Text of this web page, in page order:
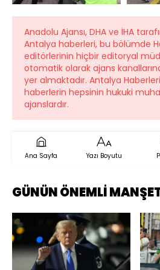
Anadolu Ajansı, DHA ve İHA
Antalya haberleri, bu bölümde
editörlerinin hiçbir editoryal
otomatik olarak ajans
yer almaktadır. Antalya
haberlerin hepsinin hukuki
ajanslardır.
Ana Sayfa Yazı Boyutu
GÜNÜN ÖNEMLİ